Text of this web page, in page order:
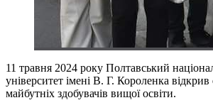
11 травня 2024 року Полтавський
університет імені В. Г. Короленка відкрив
майбутніх здобувачів вищої освіти.